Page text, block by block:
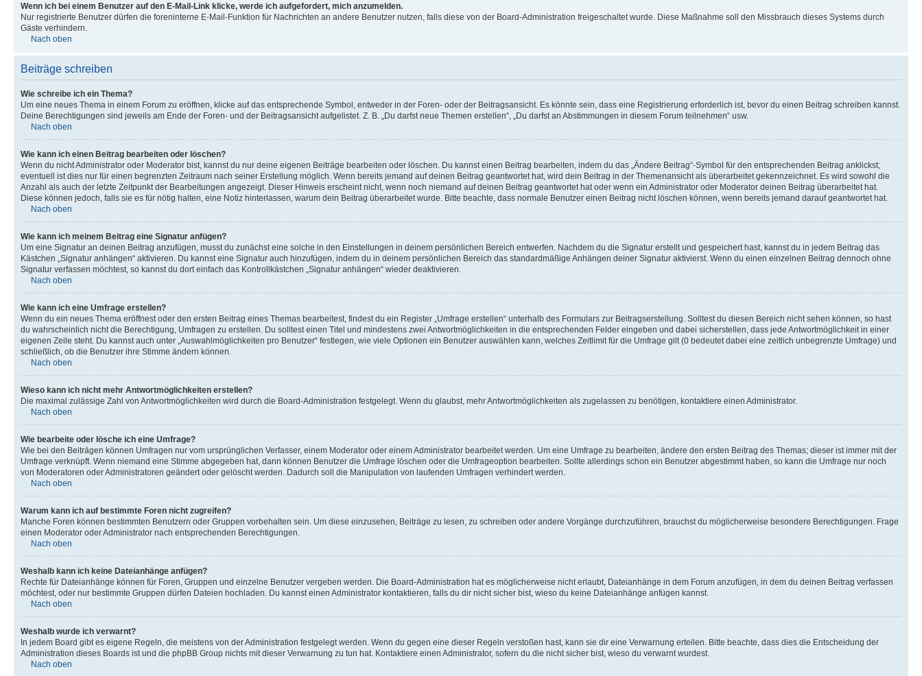
Wenn ich bei einem Benutzer auf den E-Mail-Link klicke, werde ich aufgefordert, mich anzumelden.
Nur registrierte Benutzer dürfen die foreninterne E-Mail-Funktion für Nachrichten an andere Benutzer nutzen, falls diese von der Board-Administration freigeschaltet wurde. Diese Maßnahme soll den Missbrauch dieses Systems durch
Gäste verhindern.
Nach oben
Beiträge schreiben
Wie schreibe ich ein Thema?
Um eine neues Thema in einem Forum zu eröffnen, klicke auf das entsprechende Symbol, entweder in der Foren- oder der Beitragsansicht. Es könnte sein, dass eine Registrierung erforderlich ist, bevor du einen Beitrag schreiben kannst.
Deine Berechtigungen sind jeweils am Ende der Foren- und der Beitragsansicht aufgelistet. Z. B. „Du darfst neue Themen erstellen“, „Du darfst an Abstimmungen in diesem Forum teilnehmen“ usw.
Nach oben
Wie kann ich einen Beitrag bearbeiten oder löschen?
Wenn du nicht Administrator oder Moderator bist, kannst du nur deine eigenen Beiträge bearbeiten oder löschen. Du kannst einen Beitrag bearbeiten, indem du das „Ändere Beitrag“-Symbol für den entsprechenden Beitrag anklickst;
eventuell ist dies nur für einen begrenzten Zeitraum nach seiner Erstellung möglich. Wenn bereits jemand auf deinen Beitrag geantwortet hat, wird dein Beitrag in der Themenansicht als überarbeitet gekennzeichnet. Es wird sowohl die
Anzahl als auch der letzte Zeitpunkt der Bearbeitungen angezeigt. Dieser Hinweis erscheint nicht, wenn noch niemand auf deinen Beitrag geantwortet hat oder wenn ein Administrator oder Moderator deinen Beitrag überarbeitet hat.
Diese können jedoch, falls sie es für nötig halten, eine Notiz hinterlassen, warum dein Beitrag überarbeitet wurde. Bitte beachte, dass normale Benutzer einen Beitrag nicht löschen können, wenn bereits jemand darauf geantwortet hat.
Nach oben
Wie kann ich meinem Beitrag eine Signatur anfügen?
Um eine Signatur an deinen Beitrag anzufügen, musst du zunächst eine solche in den Einstellungen in deinem persönlichen Bereich entwerfen. Nachdem du die Signatur erstellt und gespeichert hast, kannst du in jedem Beitrag das
Kästchen „Signatur anhängen“ aktivieren. Du kannst eine Signatur auch hinzufügen, indem du in deinem persönlichen Bereich das standardmäßige Anhängen deiner Signatur aktivierst. Wenn du einen einzelnen Beitrag dennoch ohne
Signatur verfassen möchtest, so kannst du dort einfach das Kontrollkästchen „Signatur anhängen“ wieder deaktivieren.
Nach oben
Wie kann ich eine Umfrage erstellen?
Wenn du ein neues Thema eröffnest oder den ersten Beitrag eines Themas bearbeitest, findest du ein Register „Umfrage erstellen“ unterhalb des Formulars zur Beitragserstellung. Solltest du diesen Bereich nicht sehen können, so hast
du wahrscheinlich nicht die Berechtigung, Umfragen zu erstellen. Du solltest einen Titel und mindestens zwei Antwortmöglichkeiten in die entsprechenden Felder eingeben und dabei sicherstellen, dass jede Antwortmöglichkeit in einer
eigenen Zeile steht. Du kannst auch unter „Auswahlmöglichkeiten pro Benutzer“ festlegen, wie viele Optionen ein Benutzer auswählen kann, welches Zeitlimit für die Umfrage gilt (0 bedeutet dabei eine zeitlich unbegrenzte Umfrage) und
schließlich, ob die Benutzer ihre Stimme ändern können.
Nach oben
Wieso kann ich nicht mehr Antwortmöglichkeiten erstellen?
Die maximal zulässige Zahl von Antwortmöglichkeiten wird durch die Board-Administration festgelegt. Wenn du glaubst, mehr Antwortmöglichkeiten als zugelassen zu benötigen, kontaktiere einen Administrator.
Nach oben
Wie bearbeite oder lösche ich eine Umfrage?
Wie bei den Beiträgen können Umfragen nur vom ursprünglichen Verfasser, einem Moderator oder einem Administrator bearbeitet werden. Um eine Umfrage zu bearbeiten, ändere den ersten Beitrag des Themas; dieser ist immer mit der
Umfrage verknüpft. Wenn niemand eine Stimme abgegeben hat, dann können Benutzer die Umfrage löschen oder die Umfrageoption bearbeiten. Sollte allerdings schon ein Benutzer abgestimmt haben, so kann die Umfrage nur noch
von Moderatoren oder Administratoren geändert oder gelöscht werden. Dadurch soll die Manipulation von laufenden Umfragen verhindert werden.
Nach oben
Warum kann ich auf bestimmte Foren nicht zugreifen?
Manche Foren können bestimmten Benutzern oder Gruppen vorbehalten sein. Um diese einzusehen, Beiträge zu lesen, zu schreiben oder andere Vorgänge durchzuführen, brauchst du möglicherweise besondere Berechtigungen. Frage
einen Moderator oder Administrator nach entsprechenden Berechtigungen.
Nach oben
Weshalb kann ich keine Dateianhänge anfügen?
Rechte für Dateianhänge können für Foren, Gruppen und einzelne Benutzer vergeben werden. Die Board-Administration hat es möglicherweise nicht erlaubt, Dateianhänge in dem Forum anzufügen, in dem du deinen Beitrag verfassen
möchtest, oder nur bestimmte Gruppen dürfen Dateien hochladen. Du kannst einen Administrator kontaktieren, falls du dir nicht sicher bist, wieso du keine Dateianhänge anfügen kannst.
Nach oben
Weshalb wurde ich verwarnt?
In jedem Board gibt es eigene Regeln, die meistens von der Administration festgelegt werden. Wenn du gegen eine dieser Regeln verstoßen hast, kann sie dir eine Verwarnung erteilen. Bitte beachte, dass dies die Entscheidung der
Administration dieses Boards ist und die phpBB Group nichts mit dieser Verwarnung zu tun hat. Kontaktiere einen Administrator, sofern du die nicht sicher bist, wieso du verwarnt wurdest.
Nach oben